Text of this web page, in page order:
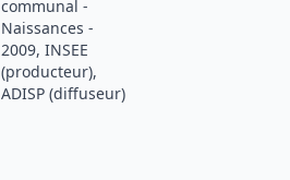
communal -
Naissances -
2009, INSEE
(producteur),
ADISP (diffuseur)